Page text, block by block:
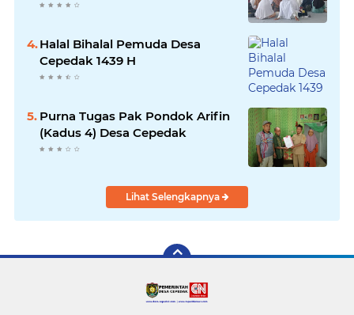
Halal Bihalal Pemuda Desa
Cepedak 1439 H
Purna Tugas Pak Pondok Arifin
(Kadus 4) Desa Cepedak
Lihat Selengkapnya